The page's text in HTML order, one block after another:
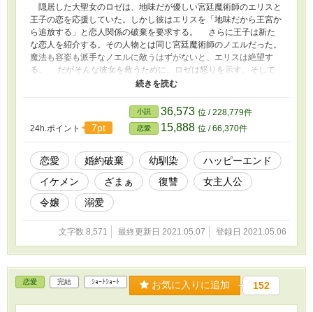
隠居した大聖女のロゼは、地味だが優しい宮廷魔術師のエリスと
王子の恋を応援していた。しかし彼はエリスを「地味だから王宮か
ら追放する」と恋人関係の破棄を要求する。 さらに王子は新た
な恋人を紹介する。その人物とは同じ宮廷魔術師のノエルだった。
魔法も容姿も派手なノエルに敵うはずがないと、エリスは絶望す
る。 だがそんな彼女を救うために、ロゼは怒りを示す。そして
エリスを弟子に取ると宣言し、優男のクラウスと協力しながら、地
裏切られた宮廷魔術師が、美しく変わり、最後には優男のクラウス
と共にハッピーエンドを迎えるまでの物語である。
24h.ポイント
7pt
小説 36,573 位 / 228,779件
恋愛 15,888 位 / 66,370件
恋愛 婚約破棄 幼馴染
ハッピーエンド
イケメン
ざまぁ 復讐
女主人公
令嬢
溺愛
文字数 8,571 最終更新日 2021.05.07 登録日 2021.05.06
恋愛 完結 ｼｮｰﾄｼｮｰﾄ お気に入りに追加 152